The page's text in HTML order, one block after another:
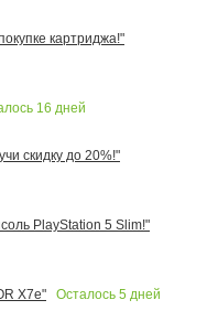
картриджа!"
16 дней
скидку до 20%!"
PlayStation 5 Slim!"
X7e"
Осталось 5 дней